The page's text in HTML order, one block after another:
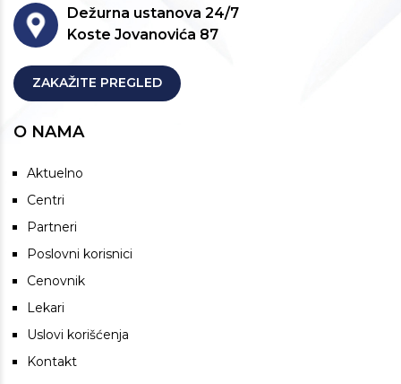
Dežurna ustanova 24/7
Koste Jovanovića 87
ZAKAŽITE PREGLED
O NAMA
Aktuelno
Centri
Partneri
Poslovni korisnici
Cenovnik
Lekari
Uslovi korišćenja
Kontakt